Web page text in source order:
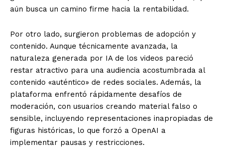
aún busca un camino firme hacia la rentabilidad.
Por otro lado, surgieron problemas de adopción y
contenido. Aunque técnicamente avanzada, la
naturaleza generada por IA de los videos pareció
restar atractivo para una audiencia acostumbrada al
contenido «auténtico» de redes sociales. Además, la
plataforma enfrentó rápidamente desafíos de
moderación, con usuarios creando material falso o
sensible, incluyendo representaciones inapropiadas de
figuras históricas, lo que forzó a OpenAI a
implementar pausas y restricciones.